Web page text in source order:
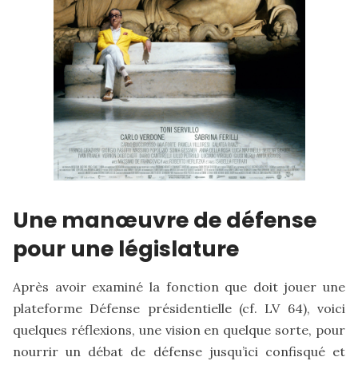
Une manœuvre de défense
pour une législature
Après avoir examiné la fonction que doit jouer une
plateforme Défense présidentielle (cf. LV 64), voici
quelques réflexions, une vision en quelque sorte, pour
nourrir un débat de défense jusqu’ici confisqué et